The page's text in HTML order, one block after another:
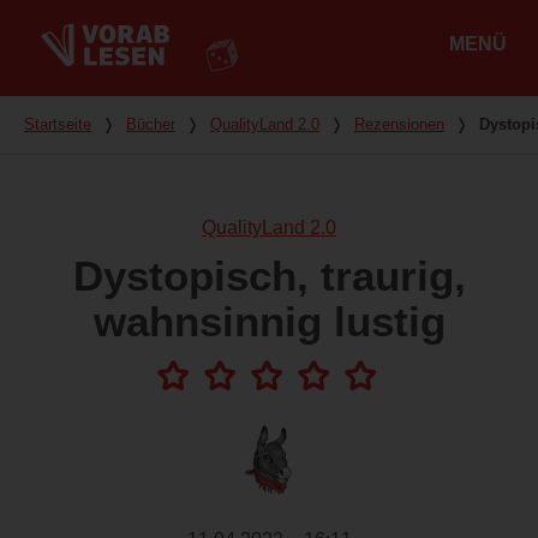
MENÜ
Du bist hier
Startseite ❭ Bücher ❭ QualityLand 2.0 ❭ Rezensionen ❭
QualityLand 2.0
Dystopisch, traurig,
wahnsinnig lustig